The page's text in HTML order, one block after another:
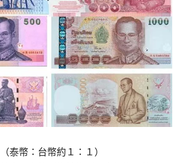
（泰幣：台幣約１：１）